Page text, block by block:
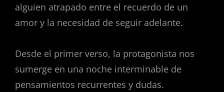
alguien atrapado entre el recuerdo de un
amor y la necesidad de seguir adelante.
Desde el primer verso, la protagonista nos
sumerge en una noche interminable de
pensamientos recurrentes y dudas.